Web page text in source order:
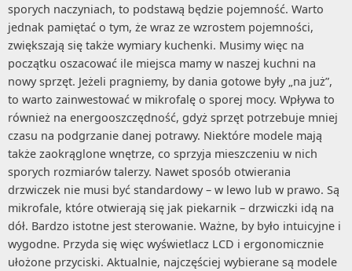
sporych naczyniach, to podstawą będzie pojemność. Warto
jednak pamiętać o tym, że wraz ze wzrostem pojemności,
zwiększają się także wymiary kuchenki. Musimy więc na
początku oszacować ile miejsca mamy w naszej kuchni na
nowy sprzęt. Jeżeli pragniemy, by dania gotowe były „na już”,
to warto zainwestować w mikrofalę o sporej mocy. Wpływa to
również na energooszczędność, gdyż sprzęt potrzebuje mniej
czasu na podgrzanie danej potrawy. Niektóre modele mają
także zaokrąglone wnętrze, co sprzyja mieszczeniu w nich
sporych rozmiarów talerzy. Nawet sposób otwierania
drzwiczek nie musi być standardowy – w lewo lub w prawo. Są
mikrofale, które otwierają się jak piekarnik – drzwiczki idą na
dół. Bardzo istotne jest sterowanie. Ważne, by było intuicyjne i
wygodne. Przyda się więc wyświetlacz LCD i ergonomicznie
ułożone przyciski. Aktualnie, najczęściej wybierane są modele